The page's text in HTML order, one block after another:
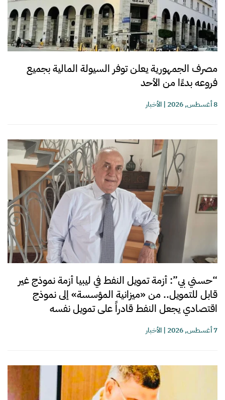
مصرف الجمهورية يعلن توفر السيولة المالية بجميع
فروعه بدءًا من الأحد
8 أغسطس, 2026 |الأخبار
“حسني بي”: أزمة تمويل النفط في ليبيا أزمة نموذج غير
قابل للتمويل.. من «ميزانية المؤسسة» إلى نموذج
اقتصادي يجعل النفط قادراً على تمويل نفسه
7 أغسطس, 2026 |الأخبار